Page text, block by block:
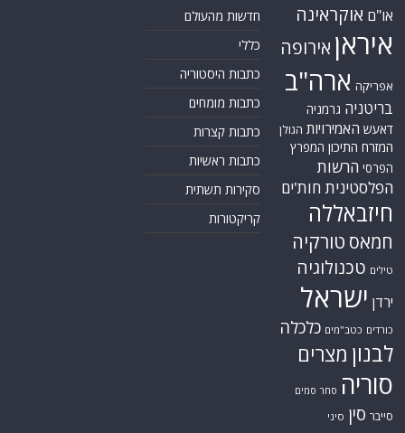
או"ם אוקראינה
איראן אירופה
אפריקה ארה"ב
בריטניה גרמניה
דאעש האמירויות הגולן
המזרח התיכון המפרץ
הפרסי הרשות
הפלסטינית חות'ים
חיזבאללה
חמאס טורקיה
טילים טכנולוגיה
ירדן ישראל
כורדים כטב"מים כלכלה
לבנון מצרים
סוריה סחר סמים
סייבר סין סיני
חדשות מהעולם
כללי
כתבות היסטוריה
כתבות מומחים
כתבות קצרות
כתבות ראשיות
סקירות תשתית
קריקטורות